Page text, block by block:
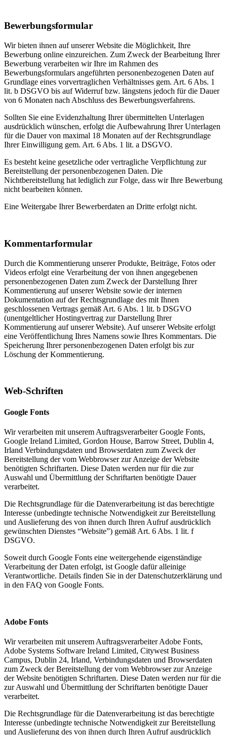
Bewerbungsformular
Wir bieten ihnen auf unserer Website die Möglichkeit, Ihre
Bewerbung online einzureichen. Zum Zweck der Bearbeitung Ihrer
Bewerbung verarbeiten wir Ihre im Rahmen des
Bewerbungsformulars angeführten personenbezogenen Daten auf
Grundlage eines vorvertraglichen Verhältnisses gem. Art. 6 Abs. 1
lit. b DSGVO bis auf Widerruf bzw. längstens jedoch für die Dauer
von 6 Monaten nach Abschluss des Bewerbungsverfahrens.
Sollten Sie eine Evidenzhaltung Ihrer übermittelten Unterlagen
ausdrücklich wünschen, erfolgt die Aufbewahrung Ihrer Unterlagen
für die Dauer von maximal 18 Monaten auf der Rechtsgrundlage
Ihrer Einwilligung gem. Art. 6 Abs. 1 lit. a DSGVO.
Es besteht keine gesetzliche oder vertragliche Verpflichtung zur
Bereitstellung der personenbezogenen Daten. Die
Nichtbereitstellung hat lediglich zur Folge, dass wir Ihre Bewerbung
nicht bearbeiten können.
Eine Weitergabe Ihrer Bewerberdaten an Dritte erfolgt nicht.
Kommentarformular
Durch die Kommentierung unserer Produkte, Beiträge, Fotos oder
Videos erfolgt eine Verarbeitung der von ihnen angegebenen
personenbezogenen Daten zum Zweck der Darstellung Ihrer
Kommentierung auf unserer Website sowie der internen
Dokumentation auf der Rechtsgrundlage des mit Ihnen
geschlossenen Vertrags gemäß Art. 6 Abs. 1 lit. b DSGVO
(unentgeltlicher Hostingvertrag zur Darstellung Ihrer
Kommentierung auf unserer Website). Auf unserer Website erfolgt
eine Veröffentlichung Ihres Namens sowie Ihres Kommentars. Die
Speicherung Ihrer personenbezogenen Daten erfolgt bis zur
Löschung der Kommentierung.
Web-Schriften
Google Fonts
Wir verarbeiten mit unserem Auftragsverarbeiter Google Fonts,
Google Ireland Limited, Gordon House, Barrow Street, Dublin 4,
Irland Verbindungsdaten und Browserdaten zum Zweck der
Bereitstellung der vom Webbrowser zur Anzeige der Website
benötigten Schriftarten. Diese Daten werden nur für die zur
Auswahl und Übermittlung der Schriftarten benötigte Dauer
verarbeitet.
Die Rechtsgrundlage für die Datenverarbeitung ist das berechtigte
Interesse (unbedingte technische Notwendigkeit zur Bereitstellung
und Auslieferung des von ihnen durch Ihren Aufruf ausdrücklich
gewünschten Dienstes “Website”) gemäß Art. 6 Abs. 1 lit. f
DSGVO.
Soweit durch Google Fonts eine weitergehende eigenständige
Verarbeitung der Daten erfolgt, ist Google dafür alleinige
Verantwortliche. Details finden Sie in der Datenschutzerklärung und
in den FAQ von Google Fonts.
Adobe Fonts
Wir verarbeiten mit unserem Auftragsverarbeiter Adobe Fonts,
Adobe Systems Software Ireland Limited, Citywest Business
Campus, Dublin 24, Irland, Verbindungsdaten und Browserdaten
zum Zweck der Bereitstellung der vom Webbrowser zur Anzeige
der Website benötigten Schriftarten. Diese Daten werden nur für die
zur Auswahl und Übermittlung der Schriftarten benötigte Dauer
verarbeitet.
Die Rechtsgrundlage für die Datenverarbeitung ist das berechtigte
Interesse (unbedingte technische Notwendigkeit zur Bereitstellung
und Auslieferung des von ihnen durch Ihren Aufruf ausdrücklich